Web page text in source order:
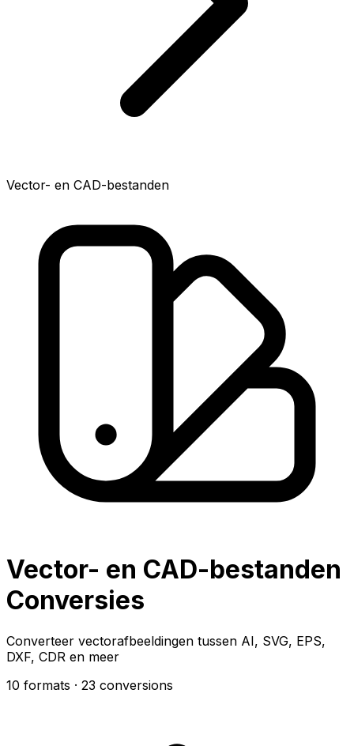
Vector- en CAD-bestanden
Vector- en CAD-bestanden
Conversies
Converteer vectorafbeeldingen tussen AI, SVG, EPS,
DXF, CDR en meer
10 formats · 23 conversions